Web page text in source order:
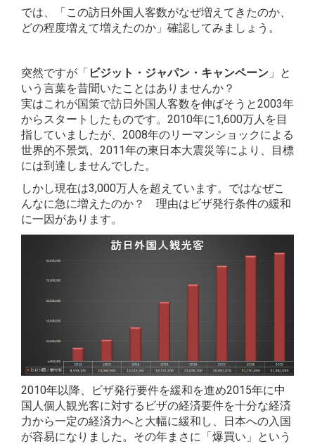
では、「この訪日外国人客数がなぜ増えてきたのか、
どの程度増えて増えたのか」確認してみましょう。
突然ですが「 ビジット・ジャパン・キャンペーン 」と
いう言葉を昔聞いたことはありませんか？
実はこれが国策で訪日外国人客数を伸ばそうと2003年
からスタートしたものです。2010年に1,600万人を目
指していましたが、2008年のリーマンショックによる
世界的不景気、2011年の東日本大震災等により、目標
には到達しませんでした。
しかし現在は3,000万人を超えています。ではなぜこ
んなに急に増えたのか？ 理由はビザ発行条件の緩和
に一因があります。
2010年以降、ビザ発行要件を緩和を進め2015年に中
国人個人観光客に対するビザの経済要件を十分な経済
力から一定の経済力へと大幅に緩和し、日本への入国
が容易になりました。その年まさに「爆買い」という